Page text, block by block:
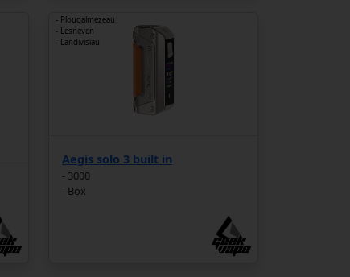
Aegis solo 3 built in
- 3000
- Box
- Ploudalmezeau
- Lesneven
- Landivisiau